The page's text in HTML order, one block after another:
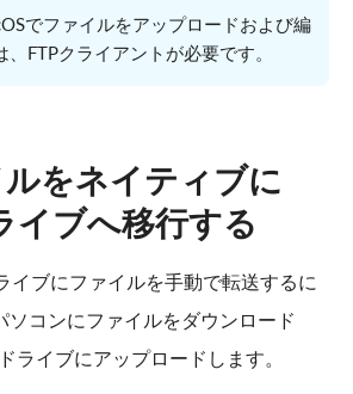
でファイルをアップロードおよび編
、FTPクライアントが必要です。
をネイティブに
イブへ移行する
イブにファイルを手動で転送するに
ソコンにファイルをダウンロード
ライブにアップロードします。